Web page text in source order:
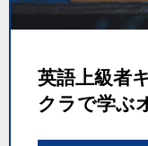
英語上級者
クラで学ぶ